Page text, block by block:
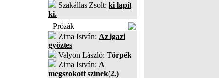
Szakállas Zsolt: ki lapít
ki.
Prózák
Zima István: Az igazi
győztes
Valyon László: Törpék
Zima István: A
megszokott színek(2.)